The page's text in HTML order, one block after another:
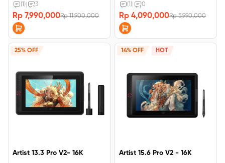
dilaminasi,Low Blue Light Layar
oleh TÜV Rheinland, 8GB+256GB,
Baterai 8000mAh, Gratis
Membership 3 bulan di ibis Paint
X
(1) 3
Rp 7,990,000Rp 11,900,000
(1) 0
Rp 4,090,000Rp 5,990,000
25% OFF
Artist 13.3 Pro V2- 16K
14% OFF HOT
Artist 15.6 Pro V2 - 16K